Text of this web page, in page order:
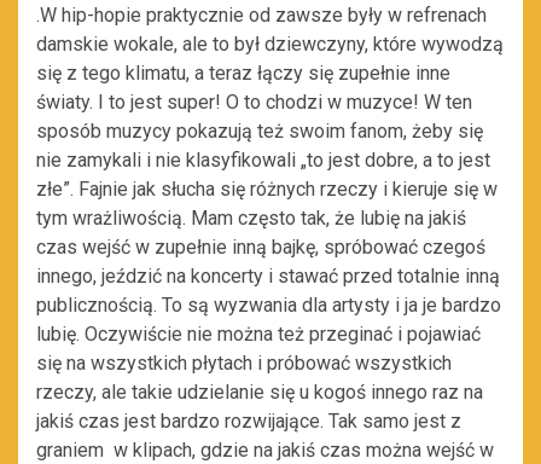
.W hip-hopie praktycznie od zawsze były w refrenach
damskie wokale, ale to był dziewczyny, które wywodzą
się z tego klimatu, a teraz łączy się zupełnie inne
światy. I to jest super! O to chodzi w muzyce! W ten
sposób muzycy pokazują też swoim fanom, żeby się
nie zamykali i nie klasyfikowali „to jest dobre, a to jest
złe”. Fajnie jak słucha się różnych rzeczy i kieruje się w
tym wrażliwością. Mam często tak, że lubię na jakiś
czas wejść w zupełnie inną bajkę, spróbować czegoś
innego, jeździć na koncerty i stawać przed totalnie inną
publicznością. To są wyzwania dla artysty i ja je bardzo
lubię. Oczywiście nie można też przeginać i pojawiać
się na wszystkich płytach i próbować wszystkich
rzeczy, ale takie udzielanie się u kogoś innego raz na
jakiś czas jest bardzo rozwijające. Tak samo jest z
graniem w klipach, gdzie na jakiś czas można wejść w